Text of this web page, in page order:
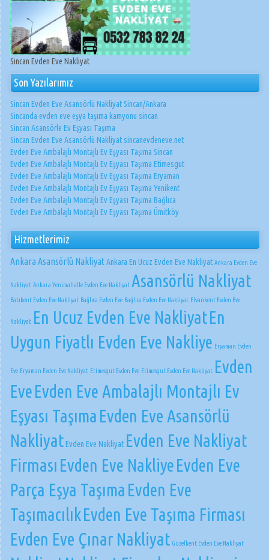
Sincan Evden Eve Nakliyat
Son Yazılarımız
Sincan Evden Eve Asansörlü Nakliyat Sincan/Ankara
Sincanda evden eve eşya taşıma kamyonu sincan
Sincan Asansörle Ev Eşyası Taşıma
Sincan Evden Eve Asansörlü Nakliyat sincanevdeneve.net
Evden Eve Ambalajlı Montajlı Ev Eşyası Taşıma Sincan
Evden Eve Ambalajlı Montajlı Ev Eşyası Taşıma Etimesgut
Evden Eve Ambalajlı Montajlı Ev Eşyası Taşıma Eryaman
Evden Eve Ambalajlı Montajlı Ev Eşyası Taşıma Yenikent
Evden Eve Ambalajlı Montajlı Ev Eşyası Taşıma Bağlıca
Evden Eve Ambalajlı Montajlı Ev Eşyası Taşıma Ümitköy
Hizmetlerimiz
Ankara Asansörlü NakliyatAnkara En Ucuz Evden Eve Nakliyat Ankara Evden Eve
Nakliyat Ankara Yenimahalle Evden Eve Nakliyat Asansörlü Nakliyat
Batıkent Evden Eve Nakliyat Bağlıca Evden Eve Bağlıca Evden Eve Nakliyat Elvankent Evden Eve
Nakliyat En Ucuz Evden Eve NakliyatEn
Uygun Fiyatlı Evden Eve Nakliye Eryaman Evden
Eve Eryaman Evden Eve Nakliyat Etimesgut Evden Eve Etimesgut Evden Eve Nakliyat Evden
EveEvden Eve Ambalajlı Montajlı Ev
Eşyası Taşıma Evden Eve Asansörlü
NakliyatEvden Eve Nakliyat Evden Eve Nakliyat
Firması Evden Eve NakliyeEvden Eve
Parça Eşya Taşıma Evden Eve
TaşımacılıkEvden Eve Taşıma Firması
Evden Eve Çınar Nakliyat Güzelkent Evden Eve Nakliyat